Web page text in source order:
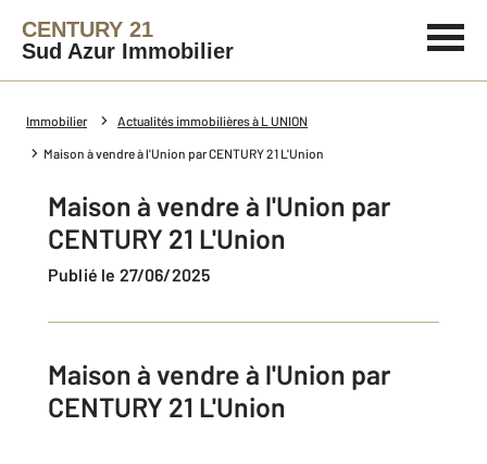
CENTURY 21
Sud Azur Immobilier
Immobilier Actualités immobilières à L UNION
Maison à vendre à l'Union par CENTURY 21 L'Union
Maison à vendre à l'Union par
CENTURY 21 L'Union
Publié le 27/06/2025
Maison à vendre à l'Union par
CENTURY 21 L'Union